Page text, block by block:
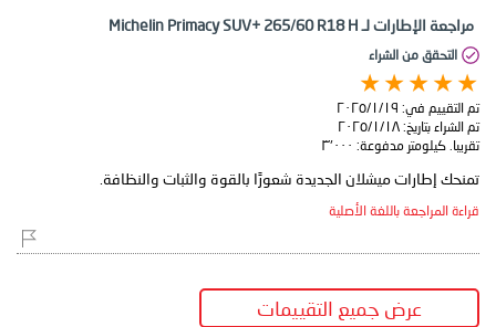
مراجعة الإطارات لـ Michelin Primacy SUV+ 265/60 R18 H
التحقق من الشراء
تم التقييم في: ١٩‏/١‏/٢٠٢٥
تم الشراء بتاريخ: ١٨‏/١‏/٢٠٢٥
تقريبا. كيلومتر مدفوعة: ٣٬٠٠٠
تمنحك إطارات ميشلان الجديدة شعورًا بالقوة والثبات والنظافة.
قراءة المراجعة باللغة الأصلية
عرض جميع التقييمات